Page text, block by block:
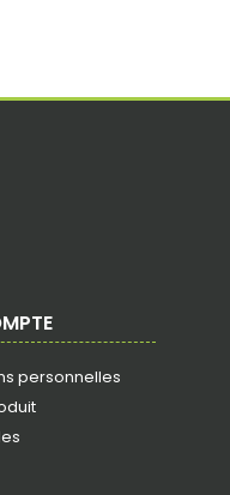
personnelles